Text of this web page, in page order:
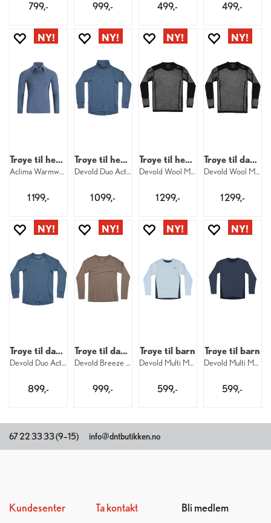
799,- 999,- 499,- 499,-
Trøye til herre
Aclima Warmwool Polo M 498
1 199,-
Trøye til herre
Devold Duo Active Merino Zip M 445
1 099,-
Trøye til herre
Devold Wool Mesh Pro Shirt M 950
1 299,-
Trøye til dame
Devold Wool Mesh Pro Shirt W 950
1 299,-
Trøye til dame
Devold Duo Active Merino Shirt W 445
899,-
Trøye til dame
Devold Breeze Merino Shirt W 696
999,-
Trøye til barn
Devold Multi Merino Shirt Kid 233
599,-
Trøye til barn
Devold Multi Merino Shirt Kid 287
599,-
67 22 33 33 (9–15) info@dntbutikken.no
Kundesenter
Ta kontakt Bli medlem